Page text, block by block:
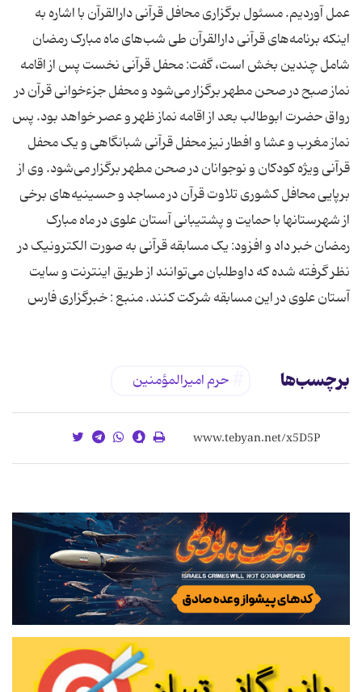
عمل آوردیم. مسئول برگزاری محافل قرآنی دارالقرآن با اشاره به
اینکه برنامه‌های قرآنی دارالقرآن طی شب‌های ماه مبارک رمضان
شامل چندین بخش است، گفت: محفل قرآنی نخست پس از اقامه
نماز صبح در صحن مطهر برگزار می‌شود و محفل جزءخوانى قرآن در
رواق حضرت ابوطالب بعد از اقامه نماز ظهر و عصر خواهد بود. پس
نماز مغرب و عشا و افطار نیز محفل قرآنی شبانگاهی و یک محفل
قرآنی ویژه کودکان و نوجوانان در صحن مطهر برگزار می‌شود. وی از
برپایی محافل کشوری تلاوت قرآن در مساجد و حسینیه‌های برخی
از شهرستانها با حمایت و پشتیبانی آستان علوی در ماه مبارک
رمضان خبر داد و افزود: یک مسابقه قرآنی به صورت الکترونیک در
نظر گرفته شده که داوطلبان می‌توانند از طریق اینترنت و سایت
آستان علوی در این مسابقه شرکت کنند. منبع : خبرگزاری فارس
برچسب‌ها حرم امیرالمؤمنین